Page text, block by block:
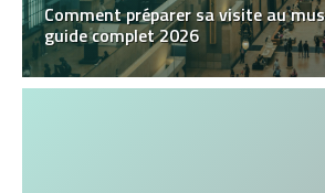
Comment préparer sa visite au
guide complet 2026